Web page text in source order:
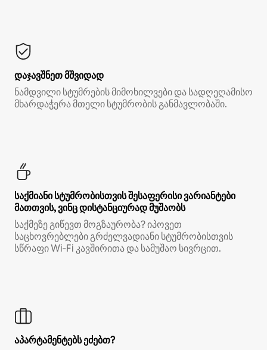
დაჯავშნეთ მშვიდად
ნამდვილი სტუმრების მიმოხილვები და სადღეღამისო
მხარდაჭერა მთელი სტუმრობის განმავლობაში.
საქმიანი სტუმრობისთვის შესაფერისი ვარიანტები
მათთვის, ვინც დისტანციურად მუშაობს
საქმეზე გიწევთ მოგზაურობა? იპოვეთ
საცხოვრებლები გრძელვადიანი სტუმრობისთვის
სწრაფი Wi‑Fi კავშირითა და სამუშაო სივრცით.
აპარტამენტებს ეძებთ?